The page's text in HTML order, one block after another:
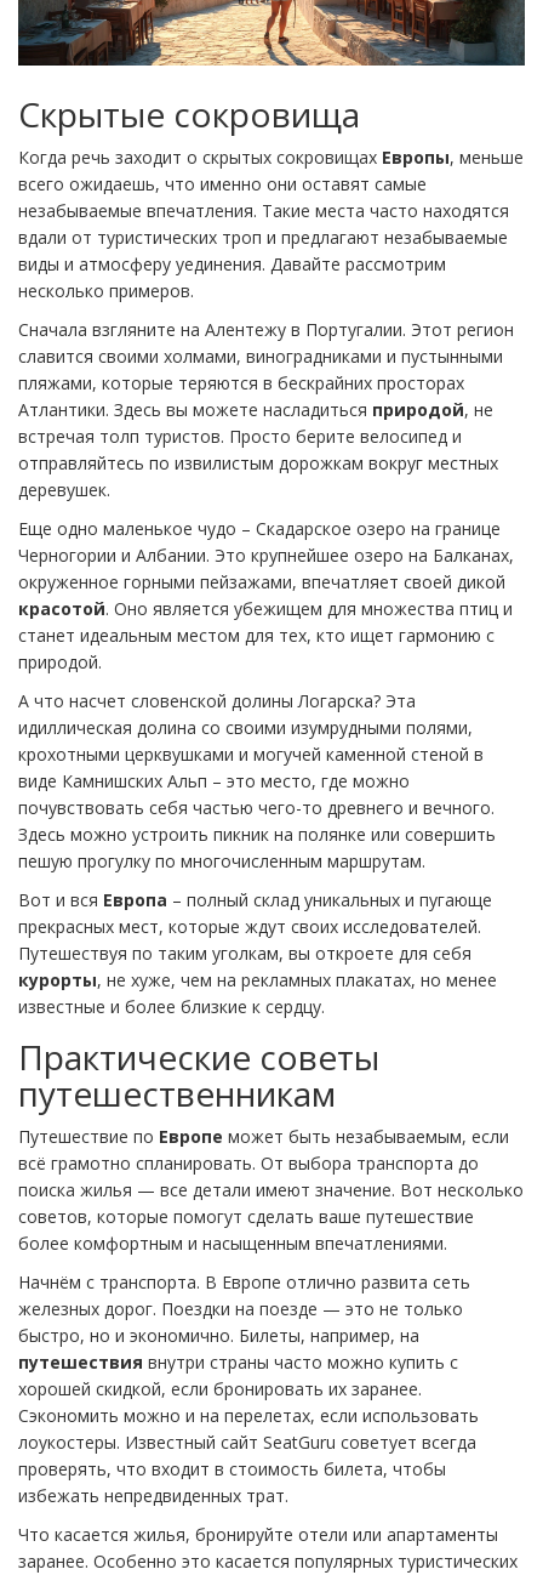
Скрытые сокровища
Когда речь заходит о скрытых сокровищах Европы, меньше
всего ожидаешь, что именно они оставят самые
незабываемые впечатления. Такие места часто находятся
вдали от туристических троп и предлагают незабываемые
виды и атмосферу уединения. Давайте рассмотрим
несколько примеров.
Сначала взгляните на Алентежу в Португалии. Этот регион
славится своими холмами, виноградниками и пустынными
пляжами, которые теряются в бескрайних просторах
Атлантики. Здесь вы можете насладиться природой, не
встречая толп туристов. Просто берите велосипед и
отправляйтесь по извилистым дорожкам вокруг местных
деревушек.
Еще одно маленькое чудо – Скадарское озеро на границе
Черногории и Албании. Это крупнейшее озеро на Балканах,
окруженное горными пейзажами, впечатляет своей дикой
красотой. Оно является убежищем для множества птиц и
станет идеальным местом для тех, кто ищет гармонию с
природой.
А что насчет словенской долины Логарска? Эта
идиллическая долина со своими изумрудными полями,
крохотными церквушками и могучей каменной стеной в
виде Камнишских Альп – это место, где можно
почувствовать себя частью чего-то древнего и вечного.
Здесь можно устроить пикник на полянке или совершить
пешую прогулку по многочисленным маршрутам.
Вот и вся Европа – полный склад уникальных и пугающе
прекрасных мест, которые ждут своих исследователей.
Путешествуя по таким уголкам, вы откроете для себя
курорты, не хуже, чем на рекламных плакатах, но менее
известные и более близкие к сердцу.
Практические советы
путешественникам
Путешествие по Европе может быть незабываемым, если
всё грамотно спланировать. От выбора транспорта до
поиска жилья — все детали имеют значение. Вот несколько
советов, которые помогут сделать ваше путешествие
более комфортным и насыщенным впечатлениями.
Начнём с транспорта. В Европе отлично развита сеть
железных дорог. Поездки на поезде — это не только
быстро, но и экономично. Билеты, например, на
путешествия внутри страны часто можно купить с
хорошей скидкой, если бронировать их заранее.
Сэкономить можно и на перелетах, если использовать
лоукостеры. Известный сайт SeatGuru советует всегда
проверять, что входит в стоимость билета, чтобы
избежать непредвиденных трат.
Что касается жилья, бронируйте отели или апартаменты
заранее. Особенно это касается популярных туристических